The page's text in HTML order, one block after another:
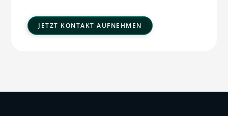
JETZT KONTAKT AUFNEHMEN